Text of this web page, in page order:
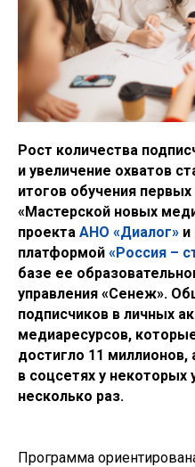
Рост количества
и увеличение охватов
итогов обучения
«Мастерской новых
проекта АНО «Диалог» и
платформой «Россия –
базе ее
управления «Сенеж».
подписчиков в личных
медиаресурсов,
достигло 11 миллионов,
в соцсетях у некоторых
несколько раз.
Программа